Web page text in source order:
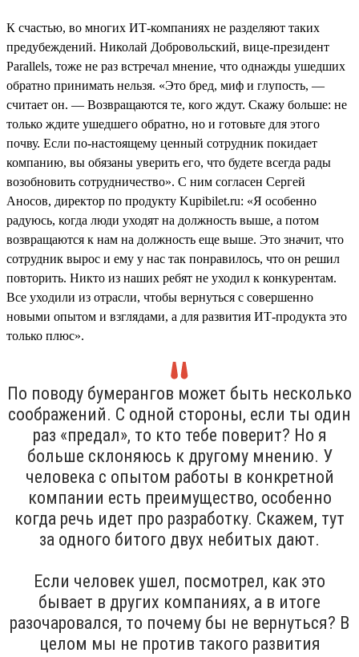
К счастью, во многих ИТ-компаниях не разделяют таких
предубеждений. Николай Добровольский, вице-президент
Parallels, тоже не раз встречал мнение, что однажды ушедших
обратно принимать нельзя. «Это бред, миф и глупость, —
считает он. — Возвращаются те, кого ждут. Скажу больше: не
только ждите ушедшего обратно, но и готовьте для этого
почву. Если по-настоящему ценный сотрудник покидает
компанию, вы обязаны уверить его, что будете всегда рады
возобновить сотрудничество». С ним согласен Сергей
Аносов, директор по продукту Kupibilet.ru: «Я особенно
радуюсь, когда люди уходят на должность выше, а потом
возвращаются к нам на должность еще выше. Это значит, что
сотрудник вырос и ему у нас так понравилось, что он решил
повторить. Никто из наших ребят не уходил к конкурентам.
Все уходили из отрасли, чтобы вернуться с совершенно
новыми опытом и взглядами, а для развития ИТ-продукта это
только плюс».
По поводу бумерангов может быть несколько
соображений. С одной стороны, если ты один
раз «предал», то кто тебе поверит? Но я
больше склоняюсь к другому мнению. У
человека с опытом работы в конкретной
компании есть преимущество, особенно
когда речь идет про разработку. Скажем, тут
за одного битого двух небитых дают.
Если человек ушел, посмотрел, как это
бывает в других компаниях, а в итоге
разочаровался, то почему бы не вернуться? В
целом мы не против такого развития